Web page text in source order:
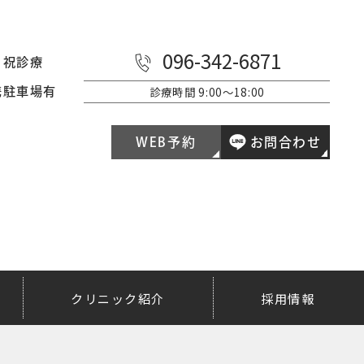
祝診療
駐車場有
096-342-6871
診療時間 9:00～18:00
WEB予約 お問合わせ
クリニック紹介 採用情報